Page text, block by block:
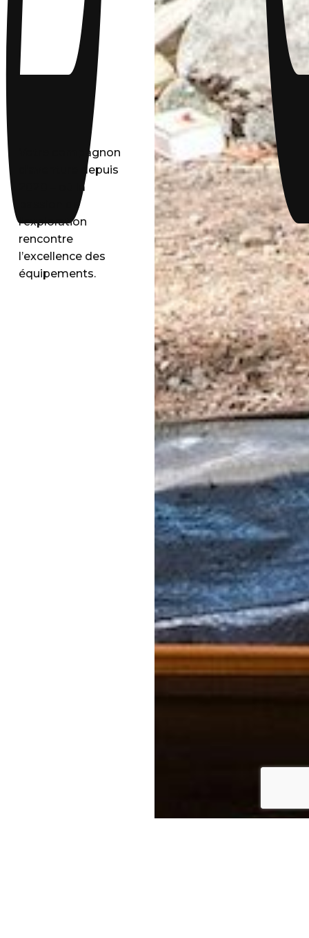
Votre compagnon
d’aventure depuis
2020 – où la
passion de
l’exploration
rencontre
l’excellence des
équipements.